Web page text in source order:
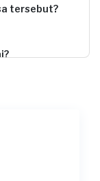
tersebut?